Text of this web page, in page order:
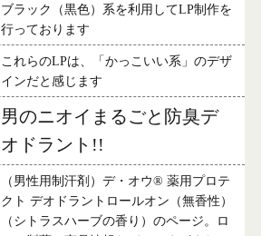
ブラック（黒色）系を利用してLP制作を
行っております
これらのLPは、「かっこいい系」のデザ
インだと感じます
男のニオイまるごと防臭デ
オドラント!!
（男性用制汗剤）デ・オウ® 薬用プロテ
クト デオドラントロールオン（無香性）
（シトラスハーブの香り）のページ。ロ